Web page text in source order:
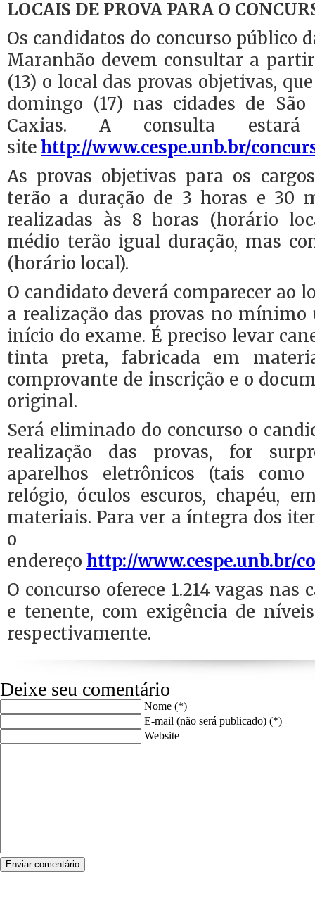
LOCAIS DE PROVA PARA O
Os candidatos do concurso público
Maranhão devem consultar a
(13) o local das provas objetivas,
domingo (17) nas cidades de
Caxias. A consulta
sitehttp://www.cespe.unb.br/
As provas objetivas para os
terão a duração de 3 horas e 30
realizadas às 8 horas (horário
médio terão igual duração, mas
(horário local).
O candidato deverá comparecer ao
a realização das provas no
início do exame. É preciso levar
tinta preta, fabricada em
comprovante de inscrição e o
original.
Será eliminado do concurso o
realização das provas, for
aparelhos eletrônicos (tais
relógio, óculos escuros, chapéu,
materiais. Para ver a íntegra dos
o
endereço http://www.cespe.unb.br/
O concurso oferece 1.214 vagas nas
e tenente, com exigência de
respectivamente.
Deixe seu comentário
Nome (*)
E-mail (não será publicado) (*)
Website